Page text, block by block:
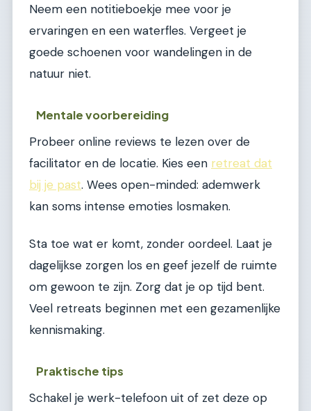
Neem een notitieboekje mee voor je
ervaringen en een waterfles. Vergeet je
goede schoenen voor wandelingen in de
natuur niet.
Mentale voorbereiding
Probeer online reviews te lezen over de
facilitator en de locatie. Kies een retreat dat
bij je past. Wees open-minded: ademwerk
kan soms intense emoties losmaken.
Sta toe wat er komt, zonder oordeel. Laat je
dagelijkse zorgen los en geef jezelf de ruimte
om gewoon te zijn. Zorg dat je op tijd bent.
Veel retreats beginnen met een gezamenlijke
kennismaking.
Praktische tips
Schakel je werk-telefoon uit of zet deze op